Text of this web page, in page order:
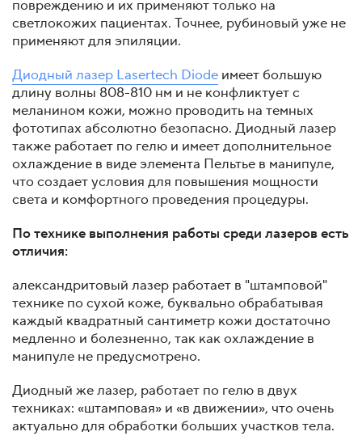
повреждению и их применяют только на
светлокожих пациентах. Точнее, рубиновый уже не
применяют для эпиляции.
Диодный лазер Lasertech Diode имеет большую
длину волны 808-810 нм и не конфликтует с
меланином кожи, можно проводить на темных
фототипах абсолютно безопасно. Диодный лазер
также работает по гелю и имеет дополнительное
охлаждение в виде элемента Пельтье в манипуле,
что создает условия для повышения мощности
света и комфортного проведения процедуры.
По технике выполнения работы среди лазеров есть
отличия:
александритовый лазер работает в "штамповой"
технике по сухой коже, буквально обрабатывая
каждый квадратный сантиметр кожи достаточно
медленно и болезненно, так как охлаждение в
манипуле не предусмотрено.
Диодный же лазер, работает по гелю в двух
техниках: «штамповая» и «в движении», что очень
актуально для обработки больших участков тела.